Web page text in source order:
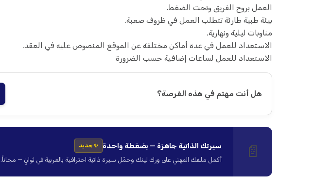
العمل بروح الفريق وتحت الضغط.
بيئة طبية طارئة تتطلب العمل في ظروف صعبة.
مناوبات ليلية ونهارية.
الاستعداد للعمل في عدة أماكن مختلفة عن الموقع المنصوص عليه في العقد.
الاستعداد للعمل لساعات إضافية حسب الضرورة
هل أنت مهتم في هذه الفرصة؟
📄 سيرتك الذاتية جاهزة — بضغطة واحدة ✨ جديد
أكمل ملفك المهني على ورك لينك وحمّل سيرة ذاتية احترافية بالعربية في ثوانٍ — مجاناً.